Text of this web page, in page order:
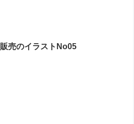
販売のイラストNo05